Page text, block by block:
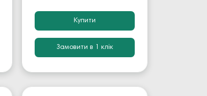
Купити
Замовити в 1 клік